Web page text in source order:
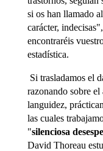
si os han llamado
carácter,
encontraréis
estadística.
Si trasladamos el
razonando sobre
languidez,
las cuales
"silenciosa
David Thoreau